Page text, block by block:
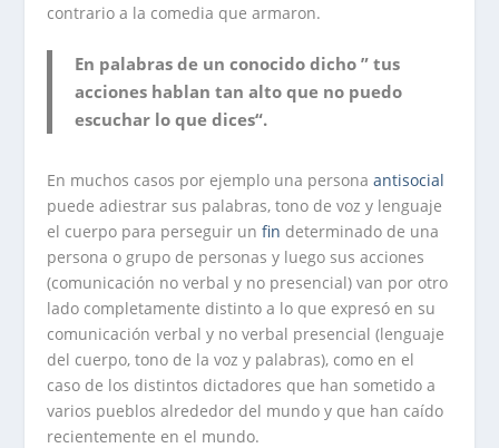
contrario a la comedia que armaron.
En palabras de un conocido dicho ” tus
acciones hablan tan alto que no puedo
escuchar lo que dices“.
En muchos casos por ejemplo una personaantisocial
puede adiestrar sus palabras, tono de voz y lenguaje
el cuerpo para perseguir unfin determinado de una
persona o grupo de personas y luego sus acciones
(comunicación no verbal y no presencial) van por otro
lado completamente distinto a lo que expresó en su
comunicación verbal y no verbal presencial (lenguaje
del cuerpo, tono de la voz y palabras), como en el
caso de los distintos dictadores que han sometido a
varios pueblos alrededor del mundo y que han caído
recientemente en el mundo.